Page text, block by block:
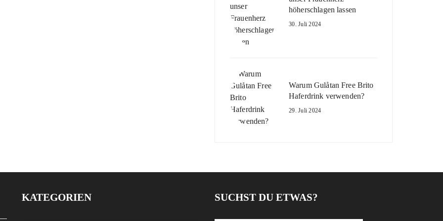
höherschlagen lassen
30. Juli 2024
Warum Gulåtan Free Brito
Haferdrink verwenden?
29. Juli 2024
KATEGORIEN SUCHST DU ETWAS?